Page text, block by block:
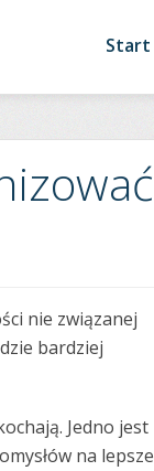
Start
nie związanej
bardziej
Jedno jest
na lepsze